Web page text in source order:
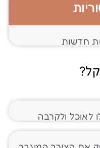
חדשות
לאוכל ולקרבה